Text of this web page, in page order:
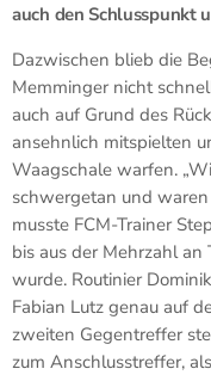
auch den Schlusspunkt
Dazwischen blieb die
Memminger nicht
auch auf Grund des
ansehnlich mitspielten
Waagschale warfen.
schwergetan und
musste FCM-Trainer
bis aus der Mehrzahl
wurde. Routinier
Fabian Lutz genau auf
zweiten Gegentreffer
zum Anschlusstreffer,